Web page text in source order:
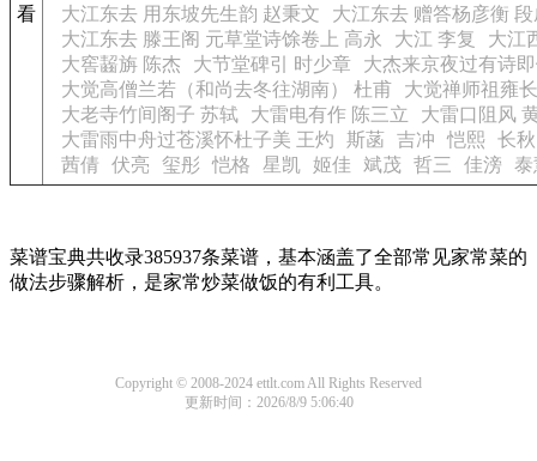
看
大江东去 用东坡先生韵 赵秉文
大江东去 赠答杨彦衡
大江东去 滕王阁 元草堂诗馀卷上 高永
大江 李复
大江
大窖齧旃 陈杰
大节堂碑引 时少章
大杰来京夜过有诗
大觉高僧兰若（和尚去冬往湖南） 杜甫
大觉禅师祖雍
大老寺竹间阁子 苏轼
大雷电有作 陈三立
大雷口阻风
大雷雨中舟过苍溪怀杜子美 王灼
斯菡 吉冲 恺熙 长秋
茜倩
伏亮 玺彤 恺格 星凯 姬佳 斌茂 哲三 佳滂 泰
菜谱宝典共收录385937条菜谱，基本涵盖了全部常见家常菜的
做法步骤解析，是家常炒菜做饭的有利工具。
Copyright © 2008-2024 ettlt.com All Rights Reserved
更新时间：2026/8/9 5:06:40